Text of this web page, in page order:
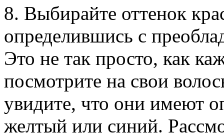
8. Выбирайте оттенок
определившись с
Это не так просто, как
посмотрите на свои
увидите, что они имеют
желтый или синий.